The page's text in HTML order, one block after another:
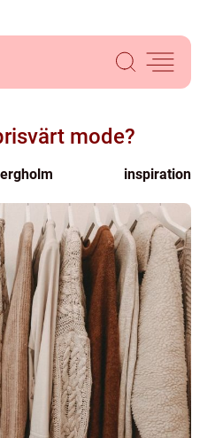
mode?
inspiration